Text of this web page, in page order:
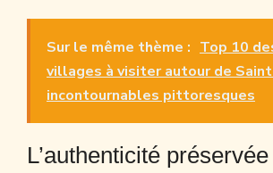
Sur le même thème : Top 10
villages à visiter autour de
incontournables pittoresques
L’authenticité